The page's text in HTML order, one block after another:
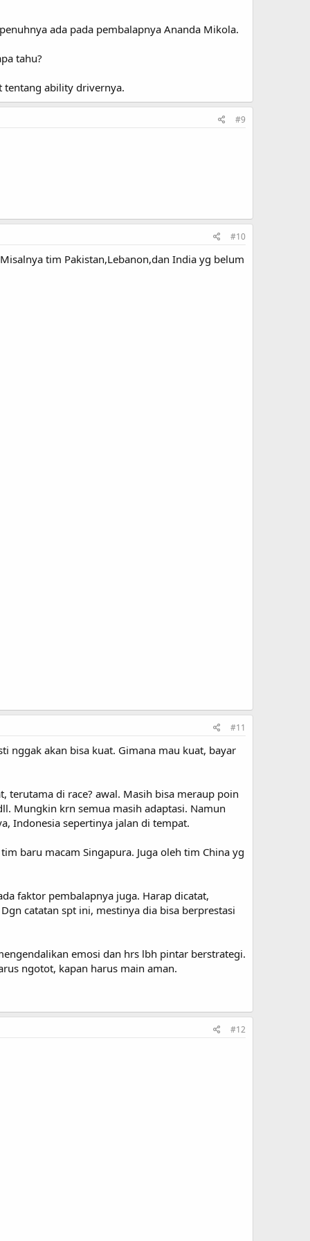
ada pada pembalapnya Ananda Mikola.
tahu?
tentang ability drivernya.
#9
#10
tim Pakistan,Lebanon,dan India yg belum
#11
nggak akan bisa kuat. Gimana mau kuat, bayar
terutama di race? awal. Masih bisa meraup poin
Mungkin krn semua masih adaptasi. Namun
Indonesia sepertinya jalan di tempat.
baru macam Singapura. Juga oleh tim China yg
faktor pembalapnya juga. Harap dicatat,
catatan spt ini, mestinya dia bisa berprestasi
emosi dan hrs lbh pintar berstrategi.
ngotot, kapan harus main aman.
#12